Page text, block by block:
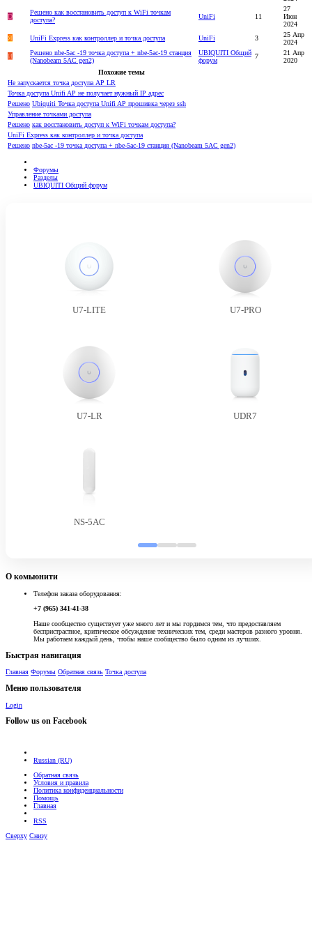
D
Решено как восстановить доступ к WiFi точкам
доступа?
UniFi 11
27
Июн
2024
Я
UniFi Express как контроллер и точка доступа UniFi 3
25 Апр
2024
И
Решено nbe-5ac -19 точка доступа + nbe-5ac-19 станция
(Nanobeam 5AC gen2)
UBIQUITI Общий
форум
7
21 Апр
2020
Похожие темы
Не запускается точка доступа AP LR
Точка доступа Unifi AP не получает нужный IP адрес
Решено Ubiquiti Точка доступа Unifi AP прошивка через ssh
Управление точками доступа
Решено как восстановить доступ к WiFi точкам доступа?
UniFi Express как контроллер и точка доступа
Решено nbe-5ac -19 точка доступа + nbe-5ac-19 станция (Nanobeam 5AC gen2)
Форумы
Разделы
UBIQUITI Общий форум
U7-LITE U7-PRO
U7-LR UDR7
NS-5AC
О комьюнити
Телефон заказа оборудования:
+7 (965) 341-41-38
Наше сообщество существует уже много лет и мы гордимся тем, что предоставляем
беспристрастное, критическое обсуждение технических тем, среди мастеров разного уровня.
Мы работаем каждый день, чтобы наше сообщество было одним из лучших.
Быстрая навигация
Главная Форумы Обратная связь Точка доступа
Меню пользователя
Login
Follow us on Facebook
Russian (RU)
Обратная связь
Условия и правила
Политика конфиденциальности
Помощь
Главная
RSS
Сверху Снизу